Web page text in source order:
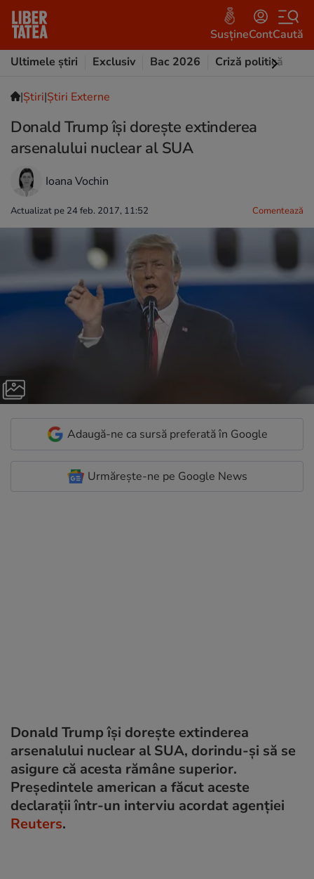
SusțineContCaută
Ultimele știri
Exclusiv Bac 2026 Criză politică
|Ştiri|Știri Externe
Donald Trump își dorește extinderea
arsenalului nuclear al SUA
Ioana Vochin
Actualizat pe 24 feb. 2017, 11:52 Comentează
Adaugă-ne ca sursă preferată în Google
Urmărește-ne pe Google News
Donald Trump își dorește extinderea
arsenalului nuclear al SUA, dorindu-și să se
asigure că acesta rămâne superior.
Președintele american a făcut aceste
declarații într-un interviu acordat agenției
Reuters.